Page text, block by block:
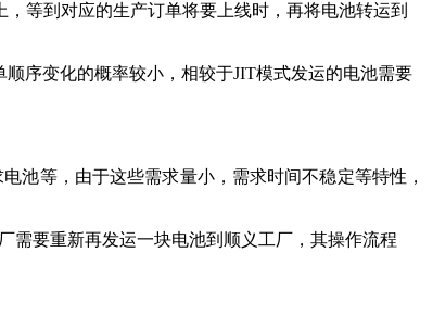
等到对应的生产订单将要上线时，再将电池转运到
序变化的概率较小，相较于JIT模式发运的电池需要
池等，由于这些需求量小，需求时间不稳定等特性，
需要重新再发运一块电池到顺义工厂，其操作流程